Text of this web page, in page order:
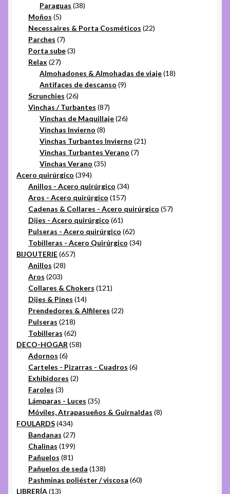
productos
Paraguas 3838
Moños 55
productos
Necessaires & Porta Cosméticos 2222
Parches 77
productos
Porta sube 33
Relax 2727
productos
Almohadones & Almohadas de viaje 1818
Antifaces de descanso 99
Scrunchies 2626
productos
Vinchas / Turbantes 8787
productos
Vinchas de Maquillaje 2626
Vinchas Invierno 88
productos
Vinchas Turbantes Invierno 2121
Vinchas Turbantes Verano 77
Vinchas Verano 3535
Acero quirúrgico 394394
productos
Anillos - Acero quirúrgico 3434
Aros - Acero quirúrgico 157157
productos
Cadenas & Collares - Acero quirúrgico 5757
Dijes - Acero quirúrgico 6161
productos
Pulseras - Acero quirúrgico 6262
productos
Tobilleras - Acero Quirúrgico 3434
BIJOUTERIE 657657
Anillos 2828
Aros 203203
productos
Collares & Chokers 121121
Dijes & Pines 1414
productos
Prendedores & Alfileres 2222
Pulseras 218218
productos
Tobilleras 6262
productos
DECO-HOGAR 5858
Adornos 66
productos
Carteles - Pizarras - Cuadros 66
Exhibidores 22
Faroles 33
productos
Lámparas - Luces 3535
productos
Móviles, Atrapasueños & Guirnaldas 88
FOULARDS 434434
productos
Bandanas 2727
productos
Chalinas 199199
productos
Pañuelos 8181
productos
Pañuelos de seda 138138
productos
Pashminas poliéster / viscosa 6060
LIBRERÍA 1313